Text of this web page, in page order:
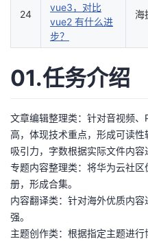
24
vue3，对比
vue2 有什么进
步？
海
01.任务介绍
文章编辑整理类：针对音视频
高，体现技术重点，形成可读
吸引力，字数根据实际文件内容
专题内容整理类：将华为云社
册，形成合集。
内容翻译类：针对海外优质内
强。
主题创作类：根据指定主题进行